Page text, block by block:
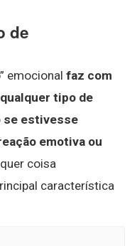
de
emocional faz com
tipo de
se estivesse
emotiva ou
coisa
característica